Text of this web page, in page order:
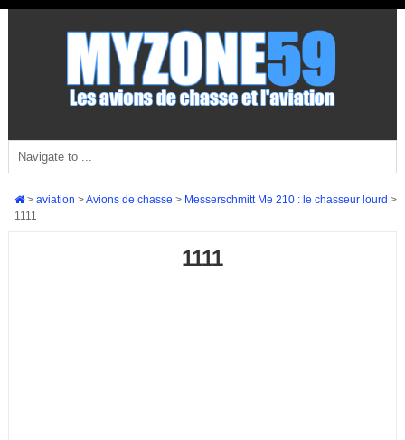
> aviation >Avions de chasse > Messerschmitt Me 210 : le chasseur lourd >
1111
1111